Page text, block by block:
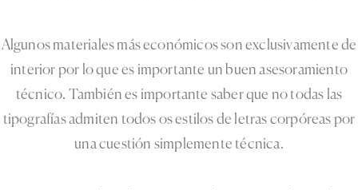
Algunos materiales más económicos son exclusivamente de
interior por lo que es importante un buen asesoramiento
técnico. También es importante saber que no todas las
tipografías admiten todos os estilos de letras corpóreas por
una cuestión simplemente técnica.